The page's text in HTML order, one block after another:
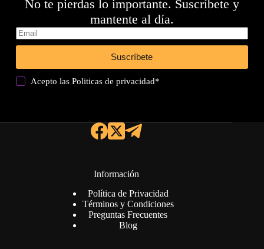
No te pierdas lo importante. Suscríbete y
mantente al día.
Suscríbete
Acepto lasPoliticas de privacidad*
Información
Política de Privacidad
Términos y Condiciones
Preguntas Frecuentes
Blog